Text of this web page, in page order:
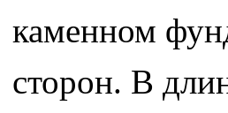
каменном
сторон. В